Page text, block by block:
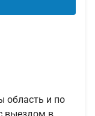
область и по